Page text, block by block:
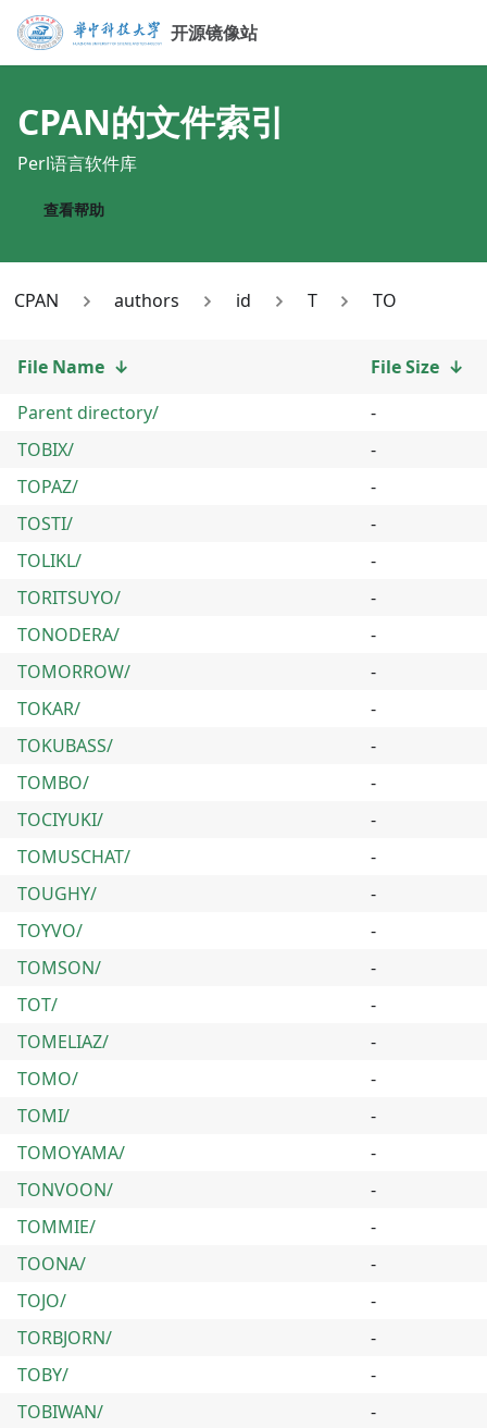
开源镜像站
CPAN的文件索引
Perl语言软件库
查看帮助
CPAN authors id T TO
File Name ↓ File Size ↓
Parent directory/
-
TOBIX/
-
TOPAZ/
-
TOSTI/
-
TOLIKL/
-
TORITSUYO/
-
TONODERA/
-
TOMORROW/
-
TOKAR/
-
TOKUBASS/
-
TOMBO/
-
TOCIYUKI/
-
TOMUSCHAT/
-
TOUGHY/
-
TOYVO/
-
TOMSON/
-
TOT/
-
TOMELIAZ/
-
TOMO/
-
TOMI/
-
TOMOYAMA/
-
TONVOON/
-
TOMMIE/
-
TOONA/
-
TOJO/
-
TORBJORN/
-
TOBY/
-
TOBIWAN/
-